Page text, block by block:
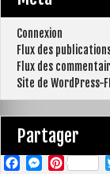
Connexion
Flux des
Flux des
Site de WordPress-
Partager
M
P